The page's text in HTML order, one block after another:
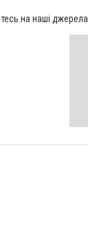
на наші джерела